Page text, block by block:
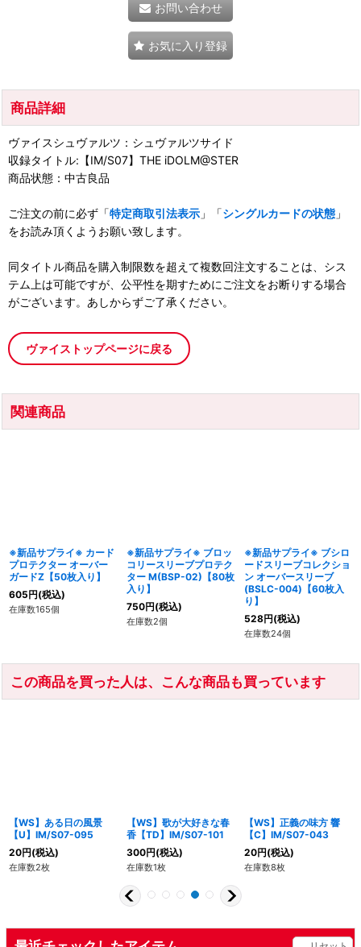
お問い合わせ
お気に入り登録
商品詳細
ヴァイスシュヴァルツ：シュヴァルツサイド
収録タイトル:【IM/S07】THE iDOLM@STER
商品状態：中古良品
ご注文の前に必ず「特定商取引法表示 」「シングルカードの状態 」
をお読み頂くようお願い致します。
同タイトル商品を購入制限数を超えて複数回注文することは、シス
テム上は可能ですが、公平性を期すためにご注文をお断りする場合
がございます。あしからずご了承ください。
ヴァイストップページに戻る
関連商品
※新品サプライ※ カード
プロテクター オーバー
ガードZ【50枚入り】
605円(税込)
在庫数165個
※新品サプライ※ ブロッ
コリースリーブプロテク
ター M(BSP-02)【80枚
入り】
750円(税込)
在庫数2個
※新品サプライ※ ブシロ
ードスリーブコレクショ
ン オーバースリーブ
(BSLC-004)【60枚入
り】
528円(税込)
在庫数24個
この商品を買った人は、こんな商品も買っています
【WS】ある日の風景
【U】IM/S07-095
20円(税込)
在庫数2枚
【WS】歌が大好きな春
香【TD】IM/S07-101
300円(税込)
在庫数1枚
【WS】正義の味方 響
【C】IM/S07-043
20円(税込)
在庫数8枚